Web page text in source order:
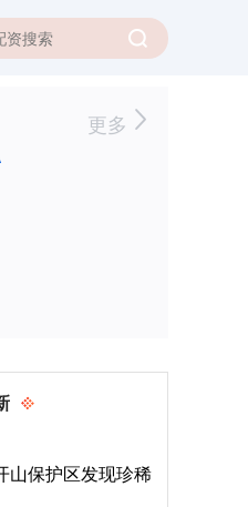
更多
山保护区发现珍稀